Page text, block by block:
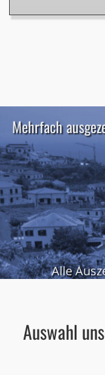
Mehrfach
Alle
Auswahl